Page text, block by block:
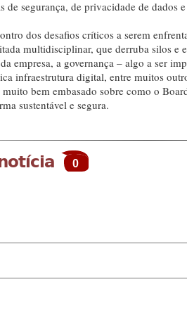
de segurança, de privacidade de dados
dos desafios críticos a serem
multidisciplinar, que derruba silos e
empresa, a governança – algo a ser
infraestrutura digital, entre muitos
bem embasado sobre como o
sustentável e segura.
0